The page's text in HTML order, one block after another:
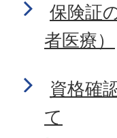
保険証
者医療）
資格確
て